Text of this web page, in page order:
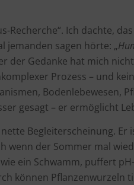
Recherche“. Ich dachte,
jemanden sagen hörte: „
der Gedanke hat mich
Prozess – und
Bodenlebewesen,
gesagt – er ermöglicht
Begleiterscheinung. Er
wenn der Sommer mal
ein Schwamm, puffert
können Pflanzenwurzeln